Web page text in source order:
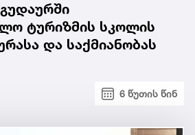
ტურიზმის სკოლის
და საქმიანობას
6 წუთის წინ